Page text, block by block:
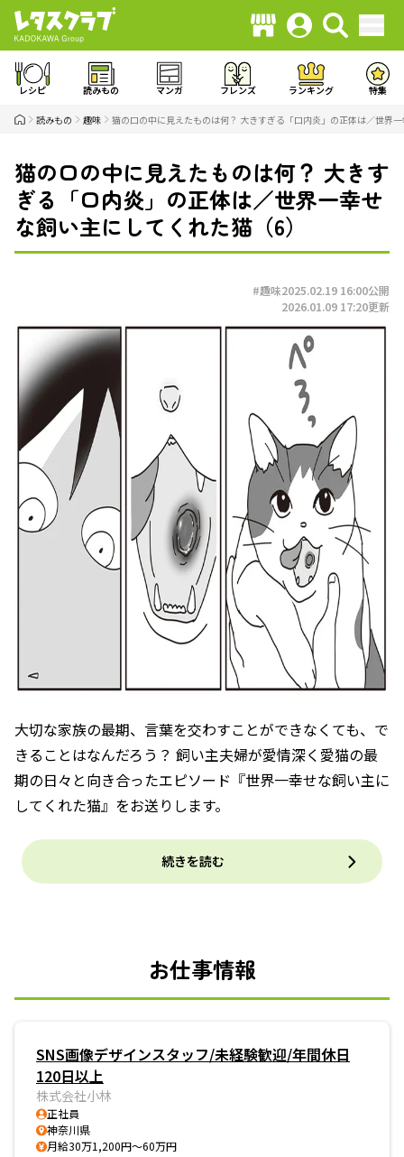
レシピ 読みもの マンガ フレンズ ランキング 特集
読みもの 趣味 猫の口の中に見えたものは何？ 大きすぎる「口内炎」の正体は／世界
猫の口の中に見えたものは何？ 大きす
ぎる「口内炎」の正体は／世界一幸せ
な飼い主にしてくれた猫（6）
#趣味2025.02.19 16:00公開
2026.01.09 17:20更新
大切な家族の最期、言葉を交わすことができなくても、で
きることはなんだろう？ 飼い主夫婦が愛情深く愛猫の最
期の日々と向き合ったエピソード『世界一幸せな飼い主に
してくれた猫』をお送りします。
続きを読む
お仕事情報
SNS画像デザインスタッフ/未経験歓迎/年間休日
120日以上
株式会社小林
正社員
神奈川県
月給30万1,200円～60万円